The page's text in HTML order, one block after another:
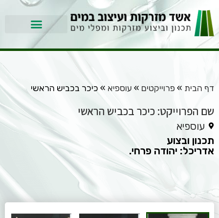
דף הבית » פרוייקטים » עוספיא » כיכר בכביש הראשי
שם הפרוייקט: כיכר בכביש הראשי
עוספיא
תכנון ובצוע
אדריכל: יהודה פרחי.